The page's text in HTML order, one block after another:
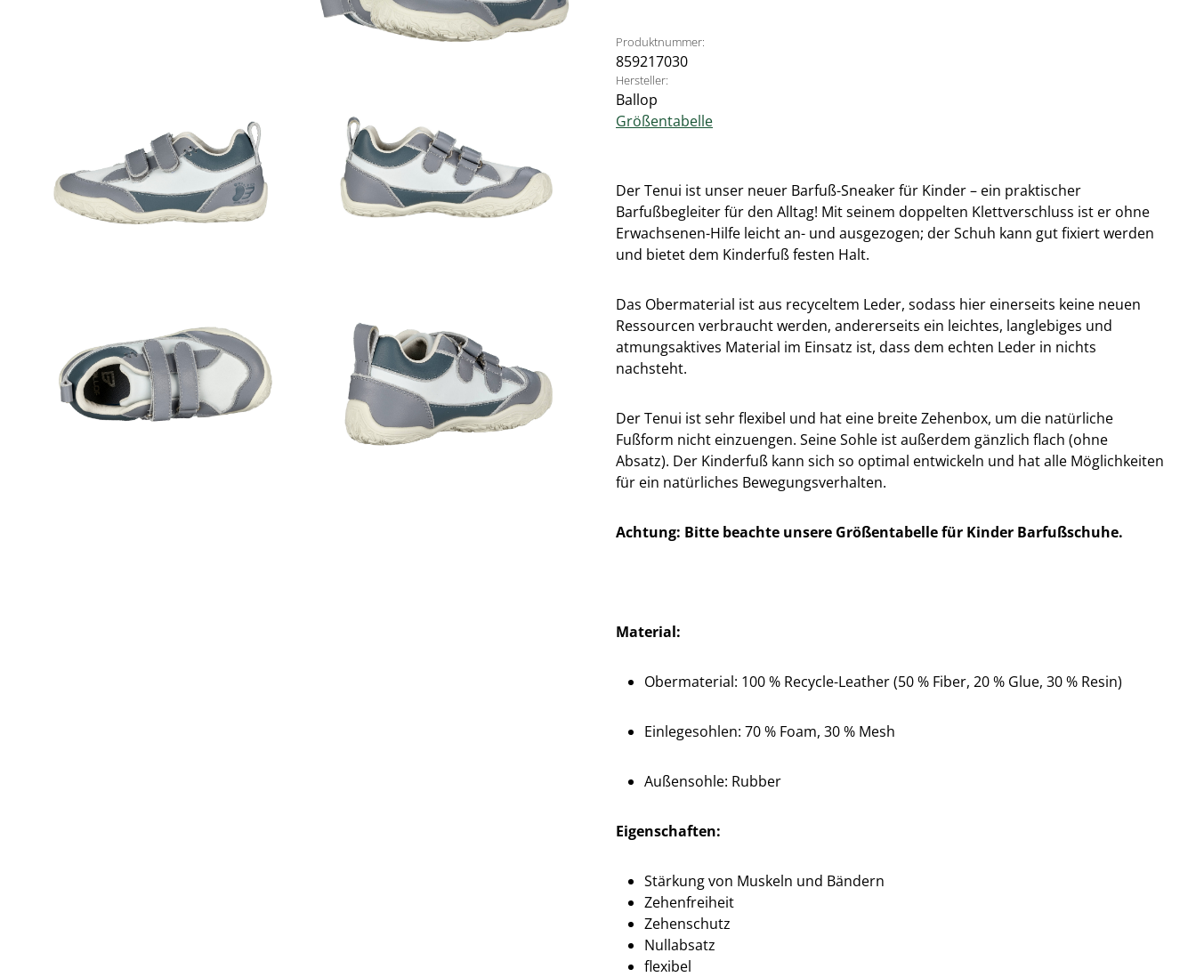
Produktnummer:
859217030
Hersteller:
Ballop
Größentabelle
Der Tenui ist unser neuer Barfuß-Sneaker für Kinder – ein praktischer
Barfußbegleiter für den Alltag! Mit seinem doppelten Klettverschluss ist er ohne
Erwachsenen-Hilfe leicht an- und ausgezogen; der Schuh kann gut fixiert werden
und bietet dem Kinderfuß festen Halt.
Das Obermaterial ist aus recyceltem Leder, sodass hier einerseits keine neuen
Ressourcen verbraucht werden, andererseits ein leichtes, langlebiges und
atmungsaktives Material im Einsatz ist, dass dem echten Leder in nichts
nachsteht.
Der Tenui ist sehr flexibel und hat eine breite Zehenbox, um die natürliche
Fußform nicht einzuengen. Seine Sohle ist außerdem gänzlich flach (ohne
Absatz). Der Kinderfuß kann sich so optimal entwickeln und hat alle Möglichkeiten
für ein natürliches Bewegungsverhalten.
Achtung: Bitte beachte unsere Größentabelle für Kinder Barfußschuhe.
Material:
Obermaterial: 100 % Recycle-Leather (50 % Fiber, 20 % Glue, 30 % Resin)
Einlegesohlen: 70 % Foam, 30 % Mesh
Außensohle: Rubber
Eigenschaften:
Stärkung von Muskeln und Bändern
Zehenfreiheit
Zehenschutz
Nullabsatz
flexibel